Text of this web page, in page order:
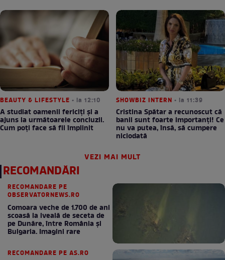
BEAUTY & LIFESTYLE • la 12:10
A studiat oamenii fericiți și a
ajuns la următoarele concluzii.
Cum poți face să fii împlinit
SHOWBIZ INTERN • la 11:39
Cristina Spătar a recunoscut că
banii sunt foarte importanți! Ce
nu va putea, însă, să cumpere
niciodată
VEZI MAI MULT
RECOMANDĂRI
RECOMANDARE PE
OBSERVATORNEWS.RO
Comoara veche de 1.700 de ani
scoasă la iveală de seceta de
pe Dunăre, între România şi
Bulgaria. Imagini rare
RECOMANDARE PE AS.RO